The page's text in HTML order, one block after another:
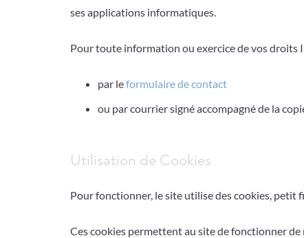
ses applications informatiques.
Pour toute information ou exercice de vos droits
par leformulaire de contact
ou par courrier signé accompagné de la
Utilisation de Cookies
Pour fonctionner, le site utilise des cookies, petit
Ces cookies permettent au site de fonctionner